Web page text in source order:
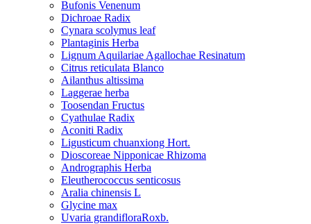
Bufonis Venenum
Dichroae Radix
Cynara scolymus leaf
Plantaginis Herba
Lignum Aquilariae Agallochae Resinatum
Citrus reticulata Blanco
Ailanthus altissima
Laggerae herba
Toosendan Fructus
Cyathulae Radix
Aconiti Radix
Ligusticum chuanxiong Hort.
Dioscoreae Nipponicae Rhizoma
Andrographis Herba
Eleutherococcus senticosus
Aralia chinensis L
Glycine max
Uvaria grandifloraRoxb.